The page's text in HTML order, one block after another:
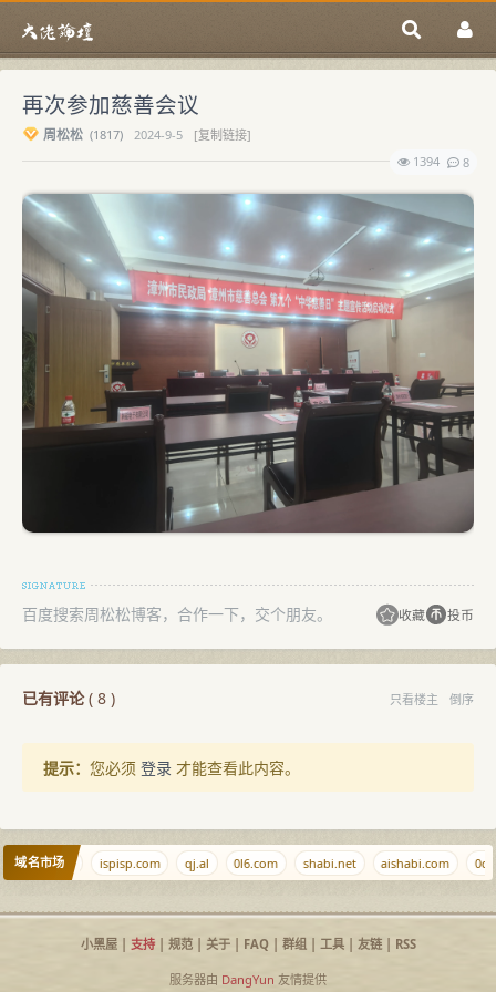
再次参加慈善会议
周松松 (1817) 2024-9-5
[复制链接]
1394
8
百度搜索周松松博客，合作一下，交个朋友。 收藏 投币
已有评论( 8 ) 只看楼主 倒序
提示： 您必须 登录 才能查看此内容。
域名市场 ispisp.com qj.al 0l6.com shabi.net aishabi.com
小黑屋| 支持| 规范| 关于| FAQ| 群组| 工具| 友链| RSS
服务器由 DangYun 友情提供